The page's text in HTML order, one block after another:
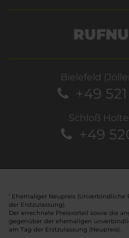
Bielefeld
+49
Schloß
+49
Ehemaliger Neupreis (Unverbindliche
der Erstzulassung).
Der errechnete Preisvorteil sowie die
gegenüber der ehemaligen
am Tag der Erstzulassung (Neupreis).